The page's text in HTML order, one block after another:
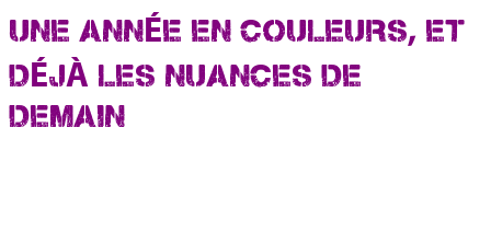
UNE ANNÉE EN COULEURS, ET
DÉJÀ LES NUANCES DE
DEMAIN